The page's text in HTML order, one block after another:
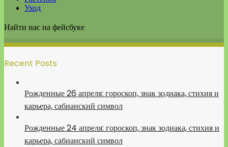
Уход
Найти нас на фейсбуке
Recent Posts
Рожденные 26 апреля: гороскоп, знак зодиака, стихия и
карьера, сабианский символ
Рожденные 24 апреля: гороскоп, знак зодиака, стихия и
карьера, сабианский символ